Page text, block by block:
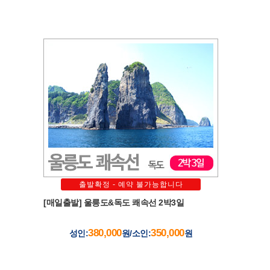
출발확정 - 예약 불가능합니다
[매일출발] 울릉도&독도 쾌속선 2박3일
성인:380,000원/소인:350,000원